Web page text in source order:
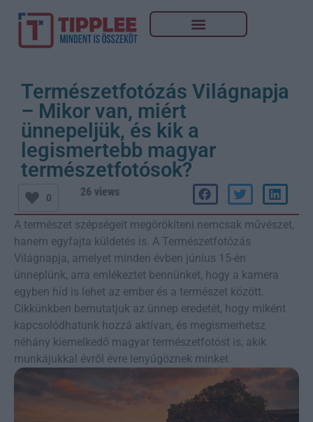
Természetfotózás Világnapja
– Mikor van, miért
ünnepeljük, és kik a
legismertebb magyar
természetfotósok?
0 26 views
A természet szépségeit megörökíteni nemcsak művészet,
hanem egyfajta küldetés is. A Természetfotózás
Világnapja, amelyet minden évben június 15-én
ünneplünk, arra emlékeztet bennünket, hogy a kamera
egyben híd is lehet az ember és a természet között.
Cikkünkben bemutatjuk az ünnep eredetét, hogy miként
kapcsolódhatunk hozzá aktívan, és megismerhetsz
néhány kiemelkedő magyar természetfotóst is, akik
munkájukkal évről évre lenyűgöznek minket.